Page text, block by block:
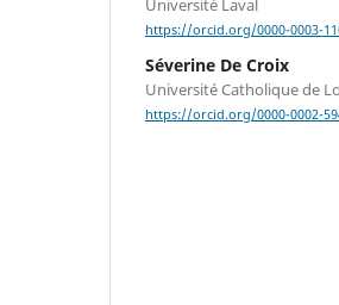
Université Laval
https://orcid.org/0000-0003-
Séverine De Croix
Université Catholique de
https://orcid.org/0000-0002-